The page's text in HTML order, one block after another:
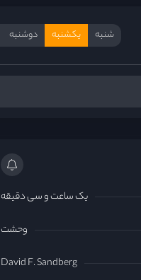
شنبه یکشنبه دوشنبه
یک ساعت و سی دقیقه
وحشت
David F. Sandberg